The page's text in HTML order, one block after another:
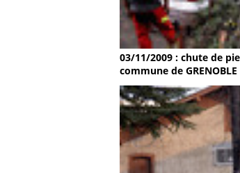
03/11/2009 : chute de
commune de GRENOBLE